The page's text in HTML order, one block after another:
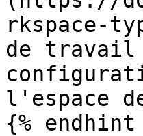
rkspace-
de travail
l'espace
{% endhint